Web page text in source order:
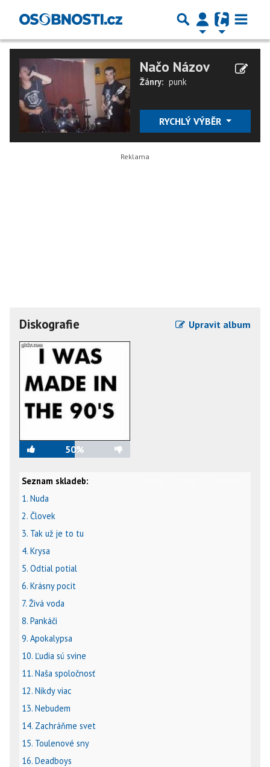
Načo Názov
Žánry: punk
RYCHLÝ VÝBĚR
Diskografie Upravit album
50%
Seznam skladeb:
1. Nuda
2. Človek
3. Tak už je to tu
4. Krysa
5. Odtial potial
6. Krásny pocit
7. Živá voda
8. Pankáči
9. Apokalypsa
10. Ľudia sú svine
11. Naša spoločnosť
12. Nikdy viac
13. Nebudem
14. Zachráňme svet
15. Toulenové sny
16. Deadboys